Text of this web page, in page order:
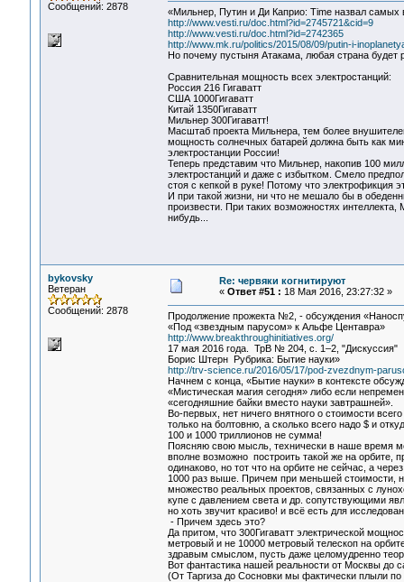
Сообщений: 2878
«Мильнер, Путин и Ди Каприо: Time назвал
http://www.vesti.ru/doc.html?id=2745721&cid=9
http://www.vesti.ru/doc.html?id=2742365
http://www.mk.ru/politics/2015/08/09/putin-i-
Но почему пустыня Атакама, любая страна будет
Сравнительная мощность всех электростанций:
Россия 216 Гигаватт
США 1000Гигаватт
Китай 1350Гигаватт
Мильнер 300Гигаватт!
Масштаб проекта Мильнера, тем более
мощность солнечных батарей должна быть как
электростанции России!
Теперь представим что Мильнер, накопив 100
электростанций и даже с избытком. Смело
стоя с кепкой в руке! Потому что электрофикция
И при такой жизни, ни что не мешало бы в
произвести. При таких возможностях
нибудь...
bykovsky
Ветеран
Сообщений: 2878
Re: червяки когнитируют
« Ответ #51 : 18 Мая 2016, 23:27:32 »
Продолжение прожекта №2, - обсуждения
«Под «звездным парусом» к Альфе Центавра»
http://www.breakthroughinitiatives.org/
17 мая 2016 года. ТрВ № 204, c. 1–2,
Борис Штерн Рубрика: Бытие науки»
http://trv-science.ru/2016/05/17/pod-zvezdnym-
Начнем с конца, «Бытие науки» в контексте
«Мистическая магия сегодня» либо если
«сегодняшние байки вместо науки завтрашней».
Во-первых, нет ничего внятного о стоимости
только на болтовню, а сколько всего надо $ и
100 и 1000 триллионов не сумма!
Поясняю свою мысль, технически в наше время
вполне возможно построить такой же на орбите,
одинаково, но тот что на орбите не сейчас, а
1000 раз выше. Причем при меньшей стоимости,
множество реальных проектов, связанных с
купе с давлением света и др. сопутствующими
но хоть звучит красиво! и всё есть для
- Причем здесь это?
Да притом, что 300Гигаватт электрической
метровый и не 10000 метровый телескоп на
здравым смыслом, пусть даже целомудренно
Вот фантастика нашей реальности от Москвы до
(От Таргиза до Сосновки мы фактически плыли по